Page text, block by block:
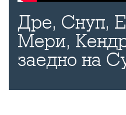
Дре, Снуп,
Мери,
заедно на